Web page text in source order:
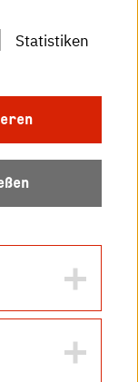
Statistiken